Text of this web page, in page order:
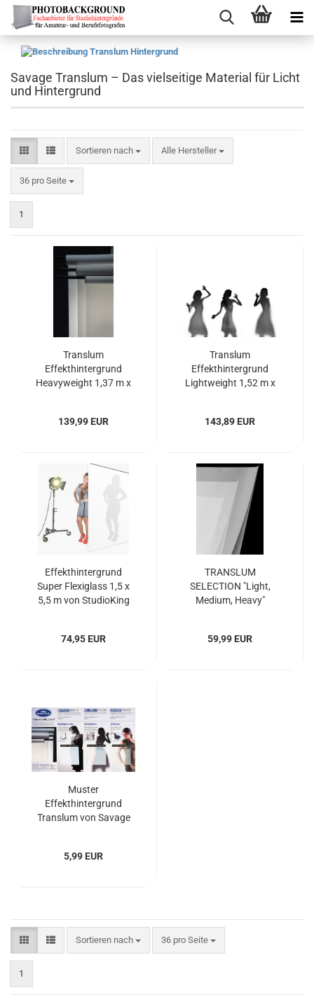
Savage Translum – Das vielseitige Material für Licht
und Hintergrund
Sortieren nach
Sortieren nach Alle Hersteller
36 pro Seite
pro Seite
1
Translum
Effekthintergrund
Heavyweight 1,37 m x
139,99 EUR
Translum
Effekthintergrund
Lightweight 1,52 m x
143,89 EUR
Effekthintergrund
Super Flexiglass 1,5 x
5,5 m von StudioKing
74,95 EUR
TRANSLUM
SELECTION "Light,
Medium, Heavy"
Savage (USA)
59,99 EUR
Muster
Effekthintergrund
Translum von Savage
5,99 EUR
Sortieren nach
Sortieren nach 36 pro Seite
pro Seite
1